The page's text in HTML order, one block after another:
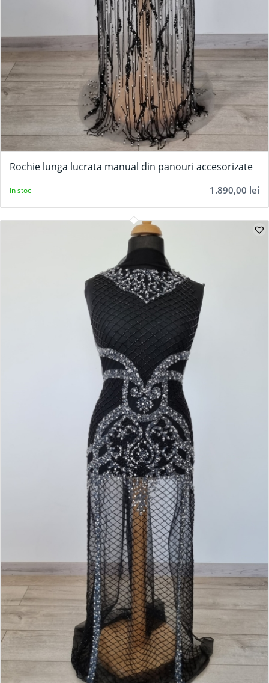
Rochie lunga lucrata manual din panouri accesorizate
1.890,00 lei
In stoc